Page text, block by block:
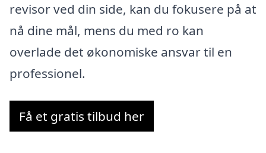
revisor ved din side, kan du fokusere på at
nå dine mål, mens du med ro kan
overlade det økonomiske ansvar til en
professionel.
Få et gratis tilbud her